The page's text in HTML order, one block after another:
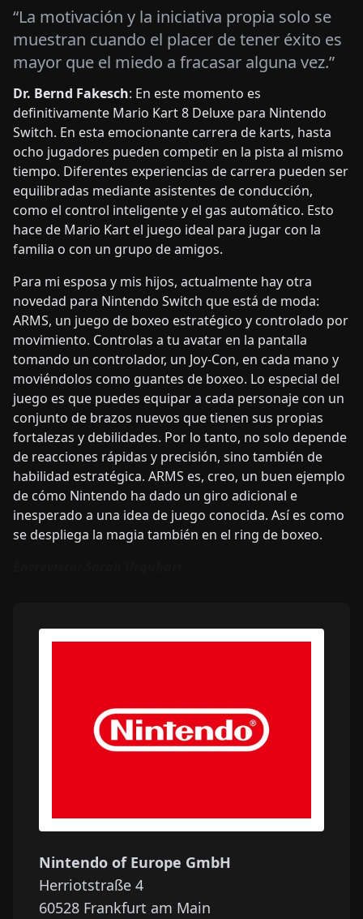
“La motivación y la iniciativa propia solo se
muestran cuando el placer de tener éxito es
mayor que el miedo a fracasar alguna vez.”
Dr. Bernd Fakesch: En este momento es
definitivamente Mario Kart 8 Deluxe para Nintendo
Switch. En esta emocionante carrera de karts, hasta
ocho jugadores pueden competir en la pista al mismo
tiempo. Diferentes experiencias de carrera pueden ser
equilibradas mediante asistentes de conducción,
como el control inteligente y el gas automático. Esto
hace de Mario Kart el juego ideal para jugar con la
familia o con un grupo de amigos.
Para mi esposa y mis hijos, actualmente hay otra
novedad para Nintendo Switch que está de moda:
ARMS, un juego de boxeo estratégico y controlado por
movimiento. Controlas a tu avatar en la pantalla
tomando un controlador, un Joy-Con, en cada mano y
moviéndolos como guantes de boxeo. Lo especial del
juego es que puedes equipar a cada personaje con un
conjunto de brazos nuevos que tienen sus propias
fortalezas y debilidades. Por lo tanto, no solo depende
de reacciones rápidas y precisión, sino también de
habilidad estratégica. ARMS es, creo, un buen ejemplo
de cómo Nintendo ha dado un giro adicional e
inesperado a una idea de juego conocida. Así es como
se despliega la magia también en el ring de boxeo.
Nintendo of Europe GmbH
Herriotstraße 4
60528 Frankfurt am Main